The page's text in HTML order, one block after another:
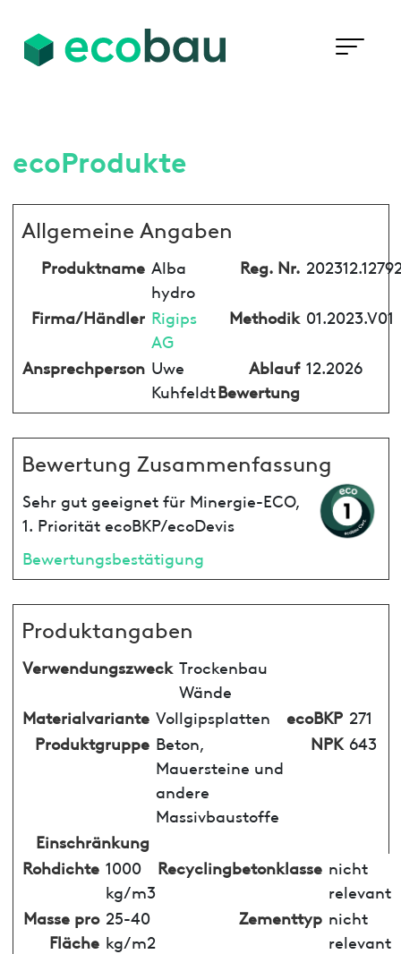
ecoProdukte
Allgemeine Angaben
Produktname Alba
hydro
Reg. Nr.
Firma/Händler Rigips
AG
Methodik 01.2023.V01
Ansprechperson Uwe
Kuhfeldt
Ablauf
Bewertung
12.2026
Bewertung Zusammenfassung
Sehr gut geeignet für Minergie-ECO,
1. Priorität ecoBKP/ecoDevis
Bewertungsbestätigung
Produktangaben
Verwendungszweck Trockenbau
Wände
Materialvariante Vollgipsplatten ecoBKP 271
Produktgruppe Beton,
Mauersteine und
andere
Massivbaustoffe
NPK 643
Einschränkung
Rohdichte 1000
kg/m3
Recyclingbetonklasse nicht
relevant
Masse pro
Fläche
25-40
kg/m2
Zementtyp nicht
relevant